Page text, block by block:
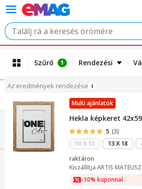
Szűrő 1 Rendezési
Az eredmények rendezése
Multi ajánlatok
Hekla képkeret
5 (3)
10 X 15
13 X 18
raktáron
Kiszállítja ARTIS
-10% kuponnal